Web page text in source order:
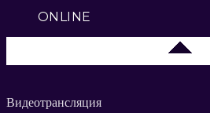
ONLINE
Видеотрансляция